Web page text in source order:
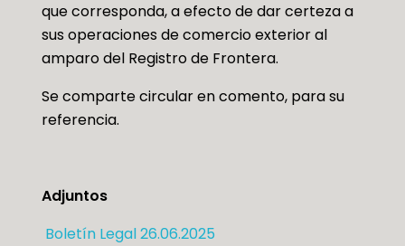
que corresponda, a efecto de dar certeza a
sus operaciones de comercio exterior al
amparo del Registro de Frontera.
Se comparte circular en comento, para su
referencia.
Adjuntos
Boletín Legal 26.06.2025